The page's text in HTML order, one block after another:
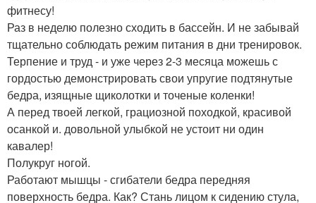
фитнесу!
Раз в неделю полезно сходить в бассейн. И не забывай
тщательно соблюдать режим питания в дни тренировок.
Терпение и труд - и уже через 2-3 месяца можешь с
гордостью демонстрировать свои упругие подтянутые
бедра, изящные щиколотки и точеные коленки!
А перед твоей легкой, грациозной походкой, красивой
осанкой и. довольной улыбкой не устоит ни один
кавалер!
Полукруг ногой.
Работают мышцы - сгибатели бедра передняя
поверхность бедра. Как? Стань лицом к сидению стула,